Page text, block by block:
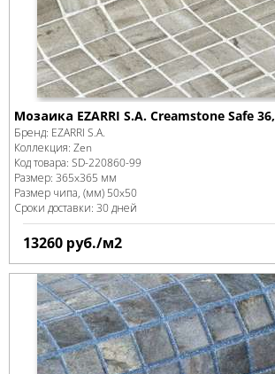
Мозаика EZARRI S.A. Creamstone Safe
Бренд: EZARRI S.A.
Коллекция: Zen
Код товара: SD-220860-99
Размер: 365x365 мм
Размер чипа, (мм) 50x50
Сроки доставки: 30 дней
13260 руб./м2